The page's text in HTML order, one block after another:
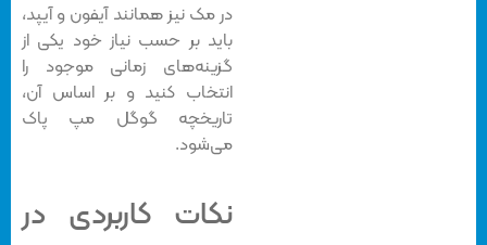
در مک نیز همانند آیفون و آیپد،
باید بر حسب نیاز خود یکی از
گزینه‌های زمانی موجود را
انتخاب کنید و بر اساس آن،
تاریخچه گوگل مپ پاک
می‌شود.
نکات کاربردی در